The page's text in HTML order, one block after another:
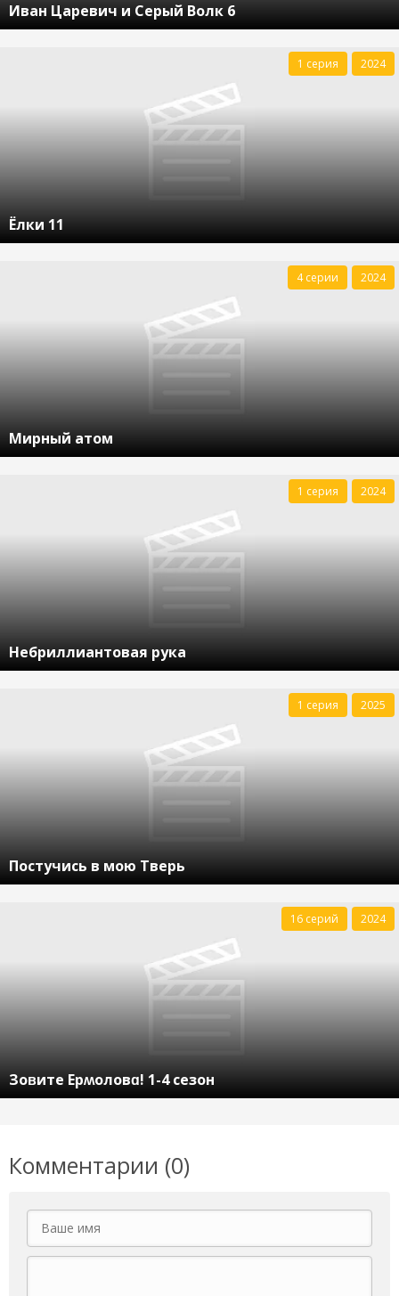
Иван Царевич и Серый Волк 6
Ёлки 11
1 серия 2024
Мирный атом
4 серии 2024
Небриллиантовая рука
1 серия 2024
Постучись в мою Тверь
1 серия 2025
Зоʙите Ерʍоловɑ! 1-4 сезон
16 серий 2024
Комментарии (0)